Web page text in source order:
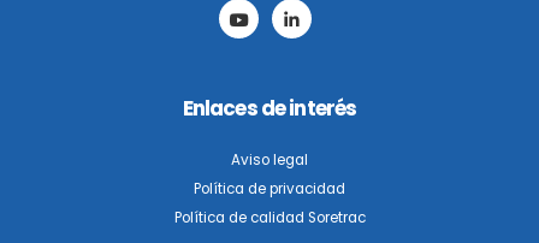
Enlaces de interés
Aviso legal
Política de privacidad
Política de calidad Soretrac